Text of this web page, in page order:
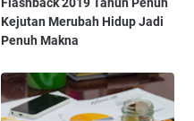
Kejutan Merubah Hidup Jadi
Penuh Makna